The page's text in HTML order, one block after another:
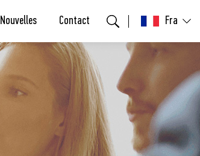
Nouvelles Contact Fra